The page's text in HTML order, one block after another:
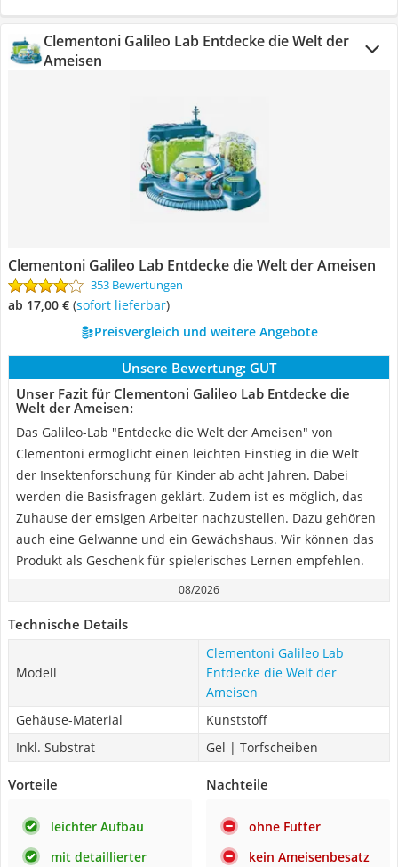
Clementoni Galileo Lab Entdecke die Welt der
Ameisen
Clementoni Galileo Lab Entdecke die Welt der Ameisen
353 Bewertungen
ab 17,00 € ( Sofort lieferbar)
Preisvergleich und weitere Angebote
Unsere Bewertung: GUT
Unser Fazit für Clementoni Galileo Lab Entdecke die
Welt der Ameisen:
Das Galileo-Lab "Entdecke die Welt der Ameisen" von
Clementoni ermöglicht einen leichten Einstieg in die Welt
der Insektenforschung für Kinder ab acht Jahren. Dabei
werden die Basisfragen geklärt. Zudem ist es möglich, das
Zuhause der emsigen Arbeiter nachzustellen. Dazu gehören
auch eine Gelwanne und ein Gewächshaus. Wir können das
Produkt als Geschenk für spielerisches Lernen empfehlen.
08/2026
Technische Details
Modell
Clementoni Galileo Lab
Entdecke die Welt der
Ameisen
Gehäuse-Material
Kunststoff
Inkl. Substrat
Gel | Torfscheiben
Vorteile
leichter Aufbau
mit detaillierter
Nachteile
ohne Futter
kein Ameisenbesatz